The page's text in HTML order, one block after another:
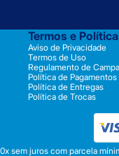
Termos e
Aviso de Privacidade
Termos de Uso
Regulamento de
Política de Pagamentos
Política de Entregas
Política de Trocas
sem juros com parcela